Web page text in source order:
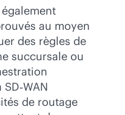
au moyen
des règles de
succursale ou
de routage